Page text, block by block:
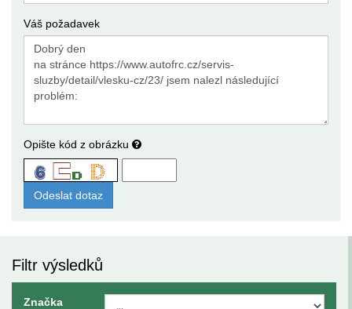
Váš požadavek
Opište kód z obrázku
Filtr výsledků
Značka